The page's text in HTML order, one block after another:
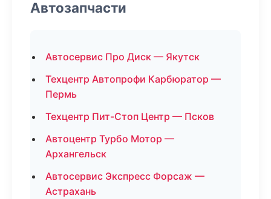
Автозапчасти
Автосервис Про Диск — Якутск
Техцентр Автопрофи Карбюратор —
Пермь
Техцентр Пит-Стоп Центр — Псков
Автоцентр Турбо Мотор —
Архангельск
Автосервис Экспресс Форсаж —
Астрахань